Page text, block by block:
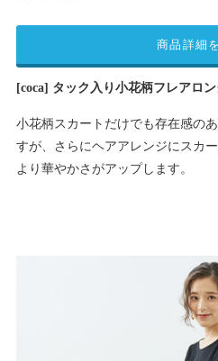
[coca] タック入り小花柄フレアロ
小花柄スカートだけでも存在感の
すが、さらにヘアアレンジにスカ
より華やかさがアップします。
商品詳細